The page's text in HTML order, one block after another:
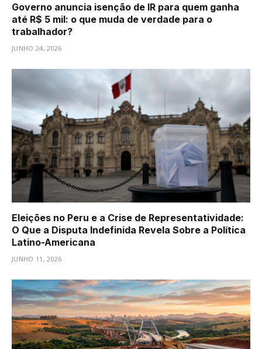
Governo anuncia isenção de IR para quem ganha
até R$ 5 mil: o que muda de verdade para o
trabalhador?
JUNHO 24, 2026
Eleições no Peru e a Crise de Representatividade:
O Que a Disputa Indefinida Revela Sobre a Política
Latino-Americana
JUNHO 11, 2026